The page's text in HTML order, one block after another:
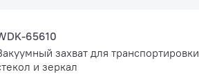
65610
захват для транспортировки
и зеркал